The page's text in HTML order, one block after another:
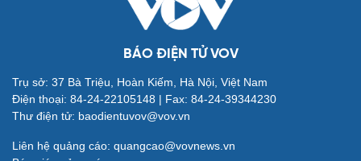
Đời sống
Nhà đẹp
Tình yêu - Gia đình
Văn hóa
Sân khấu - Điện ảnh
Di sản
BÁO ĐIỆN TỬ VOV
Trụ sở: 37 Bà Triệu, Hoàn Kiếm, Hà Nội, Việt Nam
Điện thoại: 84-24-22105148 | Fax: 84-24-39344230
Thư điện tử: baodientuvov@vov.vn
Liên hệ quảng cáo: quangcao@vovnews.vn